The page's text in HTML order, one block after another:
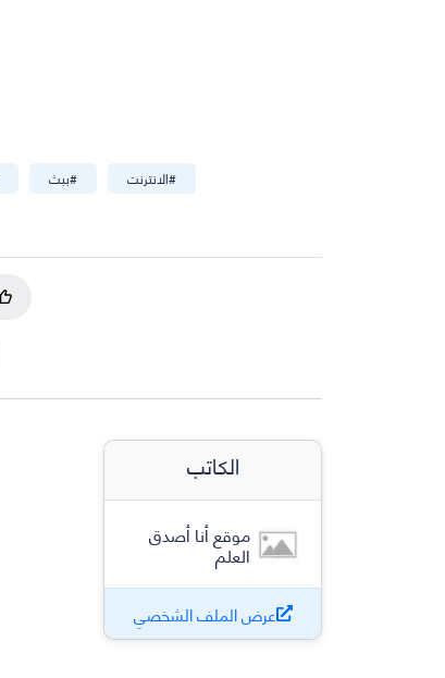
#ببث #الانترنت
الكاتب
موقع أنا أصدق
العلم
عرض الملف الشخصي